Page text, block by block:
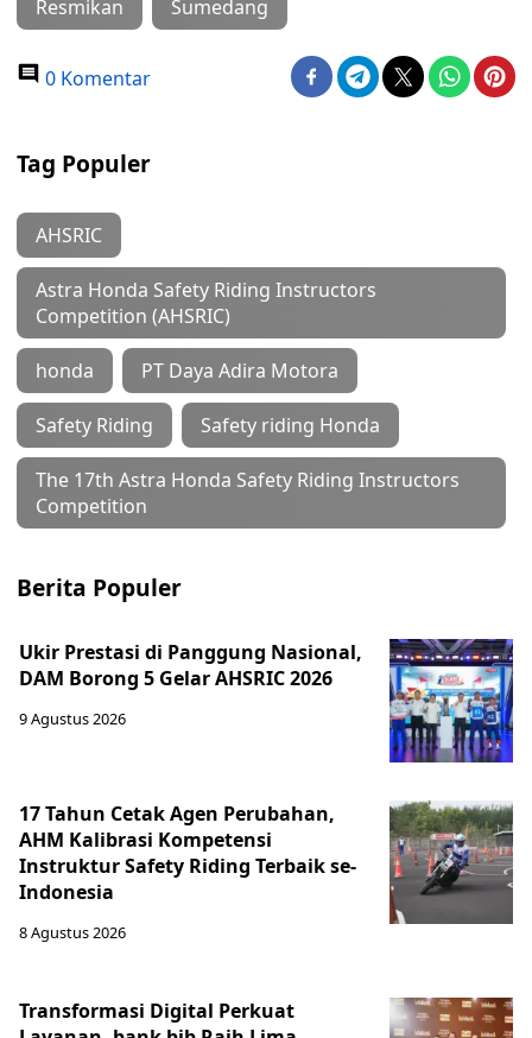
Resmikan Sumedang
0 Komentar
Tag Populer
AHSRIC
Astra Honda Safety Riding Instructors
Competition (AHSRIC)
honda PT Daya Adira Motora
Safety Riding Safety riding Honda
The 17th Astra Honda Safety Riding Instructors
Competition
Berita Populer
Ukir Prestasi di Panggung Nasional,
DAM Borong 5 Gelar AHSRIC 2026
9 Agustus 2026
17 Tahun Cetak Agen Perubahan,
AHM Kalibrasi Kompetensi
Instruktur Safety Riding Terbaik se-
Indonesia
8 Agustus 2026
Transformasi Digital Perkuat